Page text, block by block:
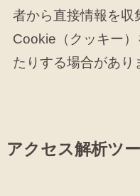
者から直接情報を収
Cookie（クッキー
たりする場合があり
アクセス解析ツ